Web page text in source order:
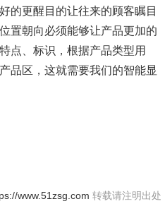
的更醒目的让往来的顾客瞩目
置朝向必须能够让产品更加的
点、标识，根据产品类型用
品区，这就需要我们的智能显
www.51zsg.com 转载请注明出处